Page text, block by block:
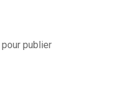
pour publier